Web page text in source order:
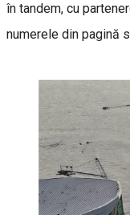
în tandem, cu
numerele din pagină